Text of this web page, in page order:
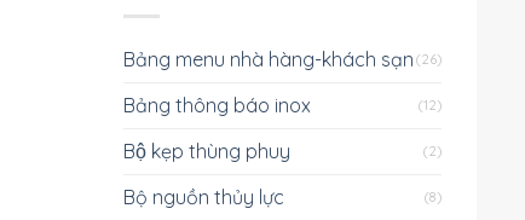
Bảng menu nhà hàng-khách sạn (26)
Bảng thông báo inox (12)
Bộ kẹp thùng phuy (2)
Bộ nguồn thủy lực (8)